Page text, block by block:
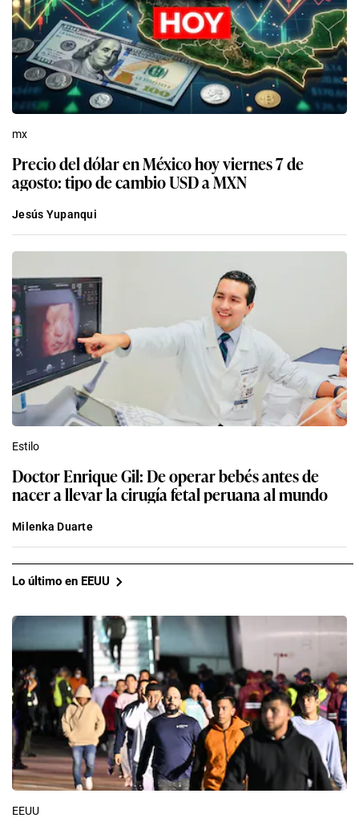
mx
Precio del dólar en México hoy viernes 7 de
agosto: tipo de cambio USD a MXN
Jesús Yupanqui
Estilo
Doctor Enrique Gil: De operar bebés antes de
nacer a llevar la cirugía fetal peruana al mundo
Milenka Duarte
Lo último en EEUU
EEUU